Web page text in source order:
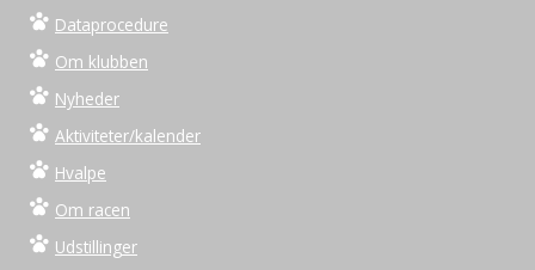
Dataprocedure
Om klubben
Nyheder
Aktiviteter/kalender
Hvalpe
Om racen
Udstillinger